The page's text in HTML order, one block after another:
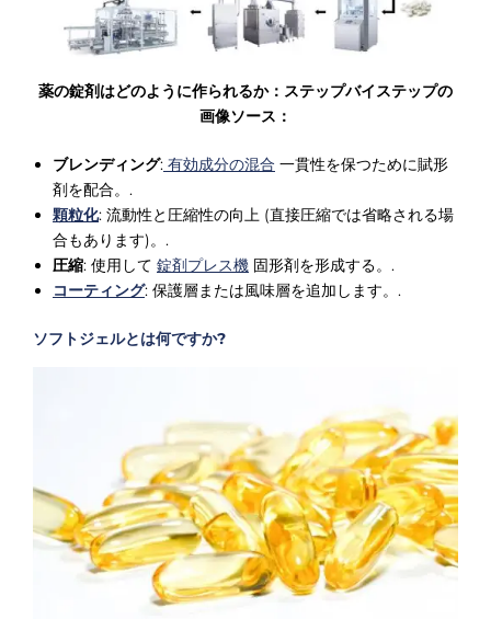
薬の錠剤はどのように作られるか：ステップバイステップの
画像ソース：
ブレンディング: 有効成分の混合 一貫性を保つために賦形
剤を配合。.
顆粒化: 流動性と圧縮性の向上 (直接圧縮では省略される場
合もあります)。.
圧縮: 使用して 錠剤プレス機 固形剤を形成する。.
コーティング: 保護層または風味層を追加します。.
ソフトジェルとは何ですか?